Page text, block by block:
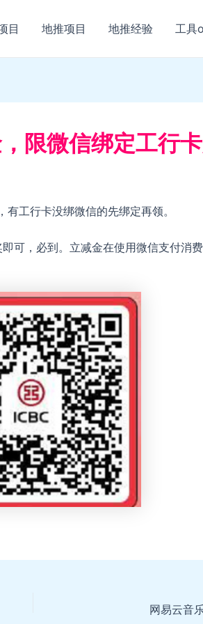
目 地推项目 地推经验 工具
限微信绑定工行
工行卡没绑微信的先绑定再领。
可，必到。立减金在使用微信支付消
网易云音